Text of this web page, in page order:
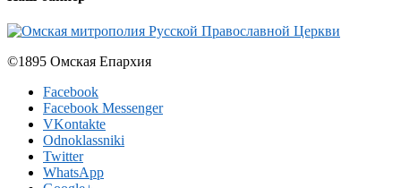
©1895 Омская Епархия
Facebook
Facebook Messenger
VKontakte
Odnoklassniki
Twitter
WhatsApp